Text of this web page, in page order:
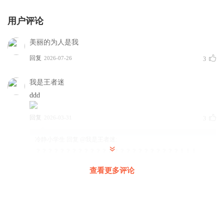
用户评论
美丽的为人是我
回复 2026-07-26 3
我是王者迷
ddd
回复
？？？？？？？？？？？？？？？？？？？？？？？？！！！
查看更多评论